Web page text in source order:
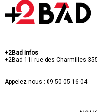
+2Bad infos
+2Bad 11i rue des Charmilles
Appelez-nous : 09 50 05 16 04